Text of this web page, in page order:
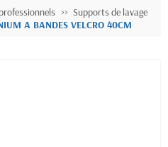
Supports de lavage
A BANDES VELCRO 40CM